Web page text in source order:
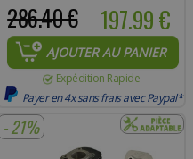
197.99 €
286.40 €
AJOUTER AU PANIER
Expédition Rapide
Payer en 4x sans frais avec Paypal*
- 21%